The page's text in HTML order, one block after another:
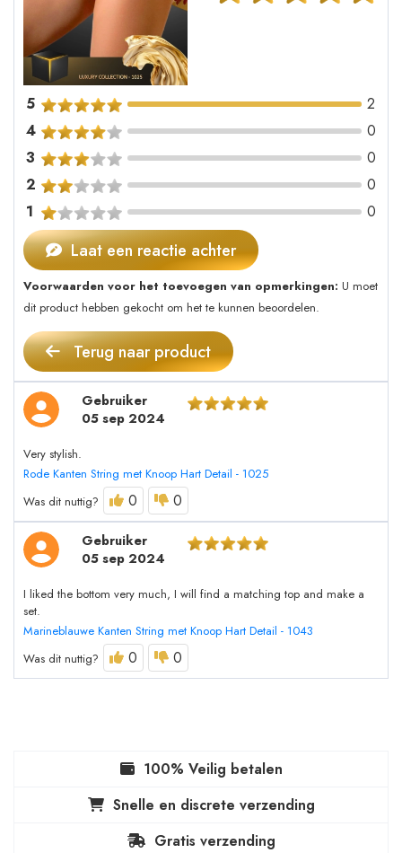
5
2
4
0
3
0
2
0
1
0
Laat een reactie achter
Voorwaarden voor het toevoegen van opmerkingen: U moet
dit product hebben gekocht om het te kunnen beoordelen.
Terug naar product
Gebruiker
05 sep 2024
Very stylish.
Rode Kanten String met Knoop Hart Detail - 1025
Was dit nuttig?
0 0
Gebruiker
05 sep 2024
I liked the bottom very much, I will find a matching top and make a
set.
Marineblauwe Kanten String met Knoop Hart Detail - 1043
Was dit nuttig?
0 0
100% Veilig betalen
Snelle en discrete verzending
Gratis verzending